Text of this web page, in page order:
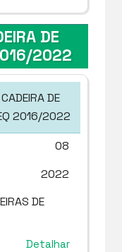
DE
2022
DE
2016/2022
08
2022
DE
Detalhar